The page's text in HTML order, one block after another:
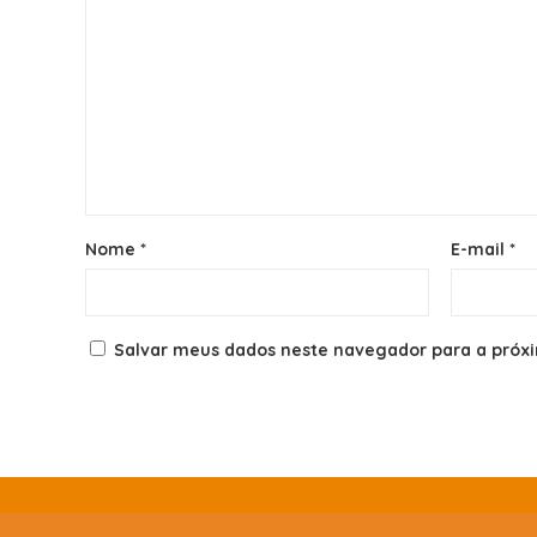
Nome* E-mail*
Salvar meus dados neste navegador para a